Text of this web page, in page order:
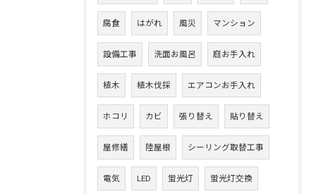
腐食 はがれ 風災 マンション
設備工事 洗面お風呂 庭お手入れ
植木 植木伐採 エアコンお手入れ
ホコリ カビ 張り替え 貼り替え
屋修繕 陸屋根 シーリング取替工事
電気 LED 蛍光灯 蛍光灯交換